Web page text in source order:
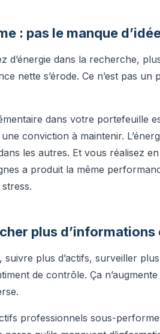
: pas le manque
d’énergie dans la recherche,
nette s’érode. Ce n’est pas un
dans votre portefeuille
conviction à maintenir.
les autres. Et vous réalisez
a produit la même
plus
suivre plus d’actifs, surveiller
de contrôle. Ça
professionnels sous-